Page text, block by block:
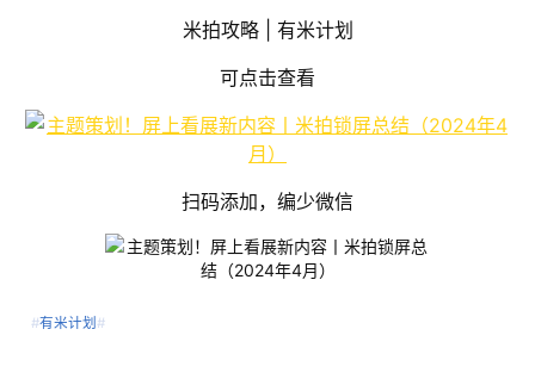
米拍攻略 | 有米计划
可点击查看
扫码添加，编少微信
#有米计划 #